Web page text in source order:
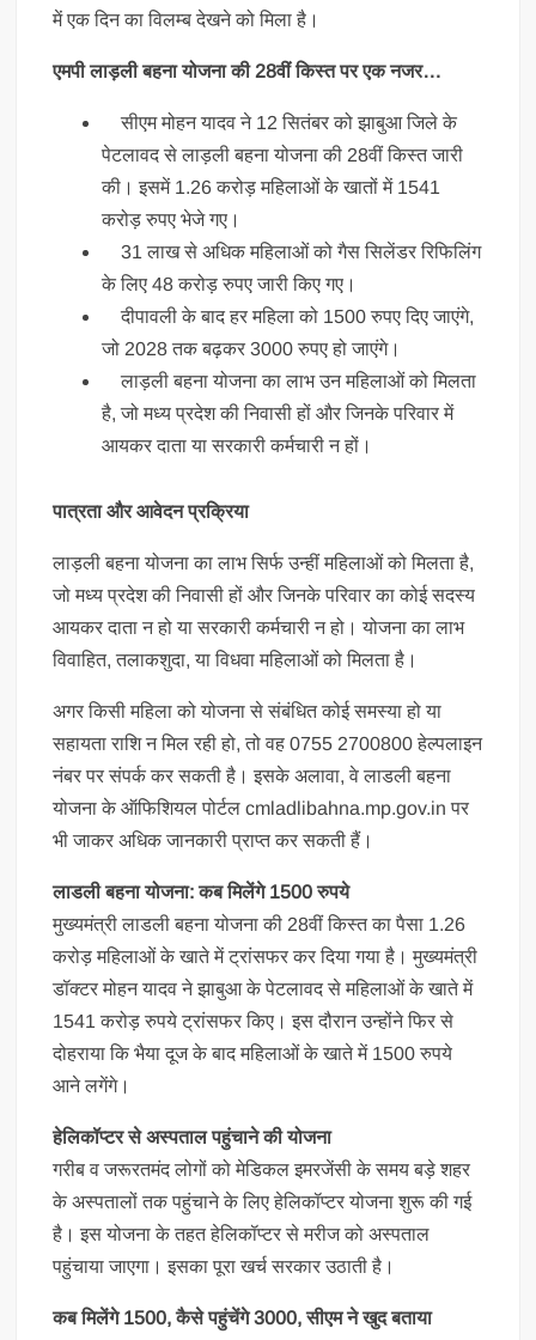
में एक दिन का विलम्ब देखने को मिला है।
एमपी लाड़ली बहना योजना की 28वीं किस्त पर एक नजर…
सीएम मोहन यादव ने 12 सितंबर को झाबुआ जिले के
पेटलावद से लाड़ली बहना योजना की 28वीं किस्त जारी
की। इसमें 1.26 करोड़ महिलाओं के खातों में 1541
करोड़ रुपए भेजे गए।
31 लाख से अधिक महिलाओं को गैस सिलेंडर रिफिलिंग
के लिए 48 करोड़ रुपए जारी किए गए।
दीपावली के बाद हर महिला को 1500 रुपए दिए जाएंगे,
जो 2028 तक बढ़कर 3000 रुपए हो जाएंगे।
लाड़ली बहना योजना का लाभ उन महिलाओं को मिलता
है, जो मध्य प्रदेश की निवासी हों और जिनके परिवार में
आयकर दाता या सरकारी कर्मचारी न हों।
पात्रता और आवेदन प्रक्रिया
लाड़ली बहना योजना का लाभ सिर्फ उन्हीं महिलाओं को मिलता है,
जो मध्य प्रदेश की निवासी हों और जिनके परिवार का कोई सदस्य
आयकर दाता न हो या सरकारी कर्मचारी न हो। योजना का लाभ
विवाहित, तलाकशुदा, या विधवा महिलाओं को मिलता है।
अगर किसी महिला को योजना से संबंधित कोई समस्या हो या
सहायता राशि न मिल रही हो, तो वह 0755 2700800 हेल्पलाइन
नंबर पर संपर्क कर सकती है। इसके अलावा, वे लाडली बहना
योजना के ऑफिशियल पोर्टल cmladlibahna.mp.gov.in पर
भी जाकर अधिक जानकारी प्राप्त कर सकती हैं।
लाडली बहना योजना: कब म‍िलेंगे 1500 रुपये
मुख्‍यमंत्री लाडली बहना योजना की 28वीं क‍िस्‍त का पैसा 1.26
करोड़ मह‍िलाओं के खाते में ट्रांसफर कर द‍िया गया है। मुख्‍यमंत्री
डॉक्‍टर मोहन यादव ने झाबुआ के पेटलावद से मह‍िलाओं के खाते में
1541 करोड़ रुपये ट्रांसफर क‍िए। इस दौरान उन्‍होंने फ‍िर से
दोहराया कि‍ भैया दूज के बाद मह‍िलाओं के खाते में 1500 रुपये
आने लगेंगे।
हेलिकॉप्टर से अस्पताल पहुंचाने की योजना
गरीब व जरूरतमंद लोगों को मेडिकल इमरजेंसी के समय बड़े शहर
के अस्पतालों तक पहुंचाने के लिए हेलिकॉप्टर योजना शुरू की गई
है। इस योजना के तहत हेलिकॉप्टर से मरीज को अस्पताल
पहुंचाया जाएगा। इसका पूरा खर्च सरकार उठाती है।
कब मिलेंगे 1500, कैसे पहुंचेंगे 3000, सीएम ने खुद बताया